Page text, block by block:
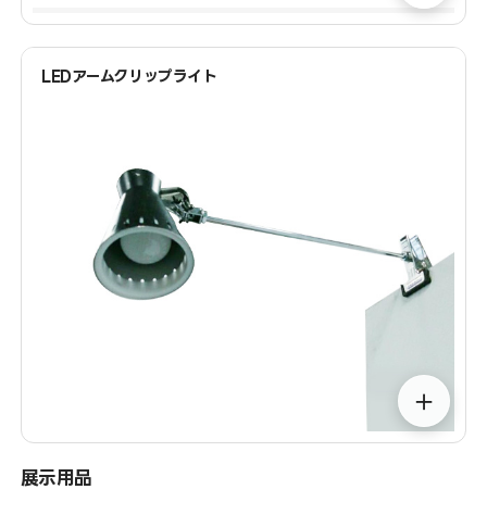
LEDアームクリップライト
＋
展示用品